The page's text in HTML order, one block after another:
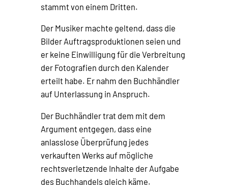
stammt von einem Dritten.
Der Musiker machte geltend, dass die
Bilder Auftragsproduktionen seien und
er keine Einwilligung für die Verbreitung
der Fotografien durch den Kalender
erteilt habe. Er nahm den Buchhändler
auf Unterlassung in Anspruch.
Der Buchhändler trat dem mit dem
Argument entgegen, dass eine
anlasslose Überprüfung jedes
verkauften Werks auf mögliche
rechtsverletzende Inhalte der Aufgabe
des Buchhandels gleich käme.